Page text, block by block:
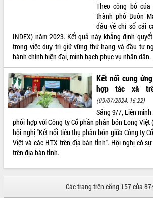
Theo công bố
thành phố Buôn
đầu về chỉ số cải
INDEX) năm 2023. Kết quả này khẳng định
trong việc duy trì giữ vững thứ hạng và đầu tư
hành chính hiện đại, minh bạch phục vụ nhân dân.
Kết nối cung
hợp tác xã
(09/07/2024, 15:22)
Sáng 9/7, Liên
phối hợp với Công ty Cổ phần phân bón Long
hội nghị "Kết nối tiêu thụ phân bón giữa Công ty
Việt và các HTX trên địa bàn tỉnh". Hội nghị có
trên địa bàn tỉnh.
Các trang trên cổng 157 của